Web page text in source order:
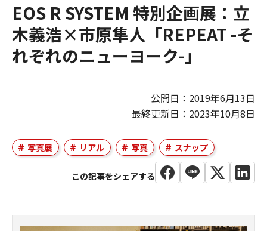
EOS R SYSTEM 特別企画展：立
木義浩×市原隼人「REPEAT -そ
れぞれのニューヨーク-」
公開日：2019年6月13日
最終更新日：2023年10月8日
写真展 リアル 写真 スナップ